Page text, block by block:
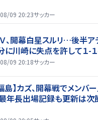
09 20:23サッカー
、開幕白星スルリ…後半ア
に川崎に失点を許して１-
09 20:18サッカー
島】カズ、開幕戦でメンバ
年長出場記録も更新は次